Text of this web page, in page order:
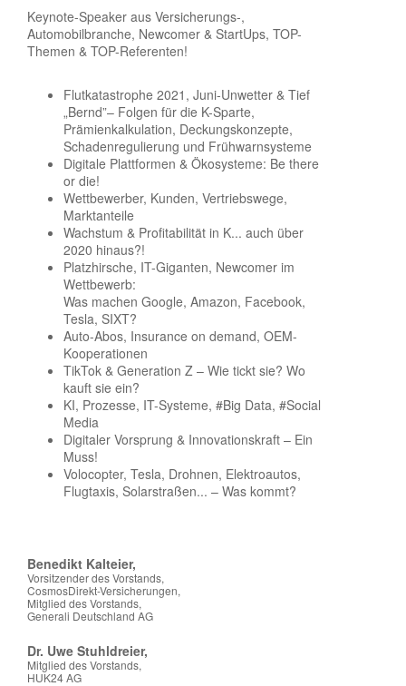
Keynote-Speaker aus Versicherungs-,
Automobilbranche, Newcomer & StartUps, TOP-
Themen & TOP-Referenten!
Flutkatastrophe 2021, Juni-Unwetter & Tief
„Bernd”– Folgen für die K-Sparte,
Prämienkalkulation, Deckungskonzepte,
Schadenregulierung und Frühwarnsysteme
Digitale Plattformen & Ökosysteme: Be there
or die!
Wettbewerber, Kunden, Vertriebswege,
Marktanteile
Wachstum & Profitabilität in K... auch über
2020 hinaus?!
Platzhirsche, IT-Giganten, Newcomer im
Wettbewerb:
Was machen Google, Amazon, Facebook,
Tesla, SIXT?
Auto-Abos, Insurance on demand, OEM-
Kooperationen
TikTok & Generation Z – Wie tickt sie? Wo
kauft sie ein?
KI, Prozesse, IT-Systeme, #Big Data, #Social
Media
Digitaler Vorsprung & Innovationskraft – Ein
Muss!
Volocopter, Tesla, Drohnen, Elektroautos,
Flugtaxis, Solarstraßen... – Was kommt?
Benedikt Kalteier,
Vorsitzender des Vorstands,
CosmosDirekt-Versicherungen,
Mitglied des Vorstands,
Generali Deutschland AG
Dr. Uwe Stuhldreier,
Mitglied des Vorstands,
HUK24 AG